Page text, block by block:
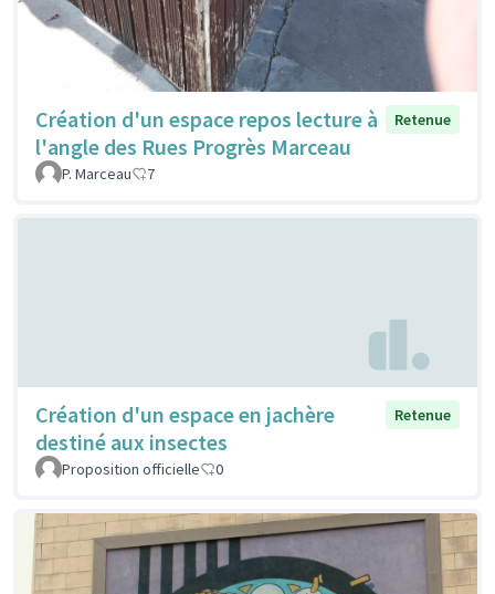
Création d'un espace repos lecture à
l'angle des Rues Progrès Marceau
Retenue
P. Marceau 7
Création d'un espace en jachère
destiné aux insectes
Retenue
Proposition officielle 0